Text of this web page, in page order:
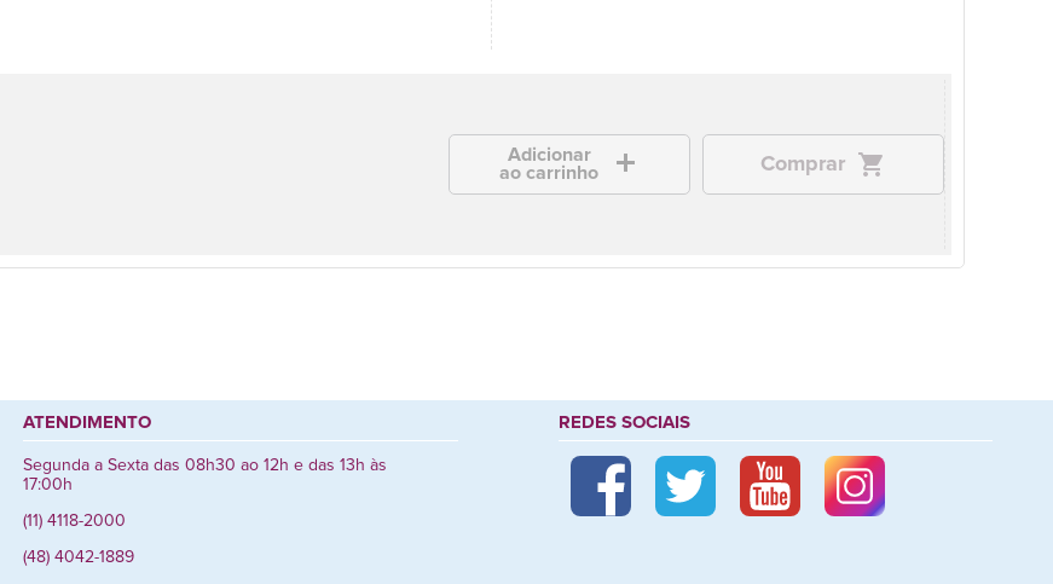
Adicionar
ao carrinho
add Comprar shopping_cart
ATENDIMENTO
Segunda a Sexta das 08h30 ao 12h e das 13h às
17:00h
(11) 4118-2000
(48) 4042-1889
REDES SOCIAIS